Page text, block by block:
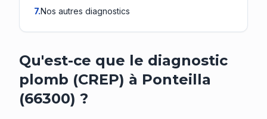
7.Nos autres diagnostics
Qu'est-ce que le diagnostic
plomb (CREP) à Ponteilla
(66300) ?